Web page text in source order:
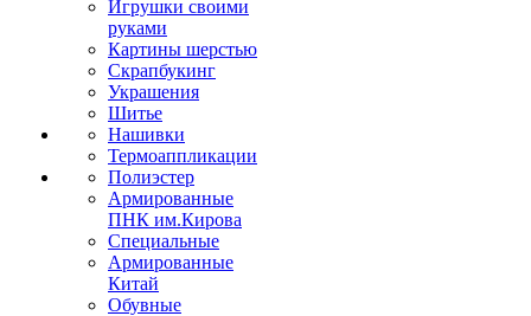
Игрушки своими
руками
Картины шерстью
Скрапбукинг
Украшения
Шитье
Нашивки
Термоаппликации
Полиэстер
Армированные
ПНК им.Кирова
Специальные
Армированные
Китай
Обувные